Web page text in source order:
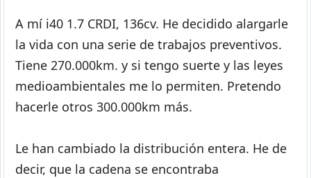
A mí i40 1.7 CRDI, 136cv. He decidido alargarle
la vida con una serie de trabajos preventivos.
Tiene 270.000km. y si tengo suerte y las leyes
medioambientales me lo permiten. Pretendo
hacerle otros 300.000km más.
Le han cambiado la distribución entera. He de
decir, que la cadena se encontraba